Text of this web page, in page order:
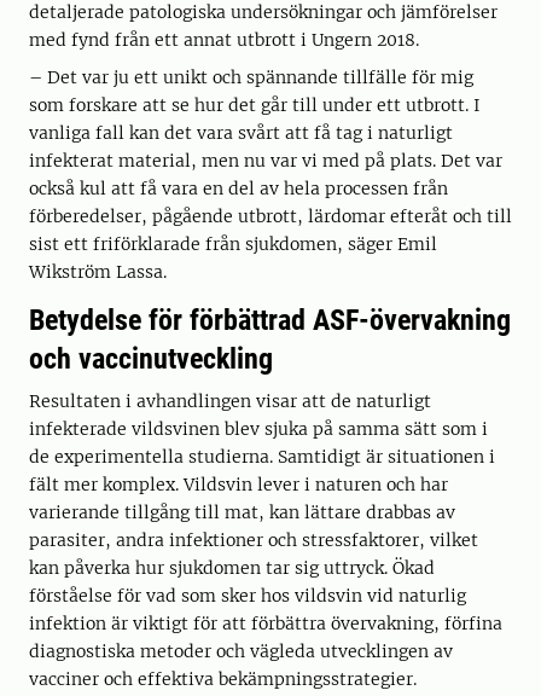
detaljerade patologiska undersökningar och jämförelser
med fynd från ett annat utbrott i Ungern 2018.
– Det var ju ett unikt och spännande tillfälle för mig
som forskare att se hur det går till under ett utbrott. I
vanliga fall kan det vara svårt att få tag i naturligt
infekterat material, men nu var vi med på plats. Det var
också kul att få vara en del av hela processen från
förberedelser, pågående utbrott, lärdomar efteråt och till
sist ett friförklarade från sjukdomen, säger Emil
Wikström Lassa.
Betydelse för förbättrad ASF-övervakning
och vaccinutveckling
Resultaten i avhandlingen visar att de naturligt
infekterade vildsvinen blev sjuka på samma sätt som i
de experimentella studierna. Samtidigt är situationen i
fält mer komplex. Vildsvin lever i naturen och har
varierande tillgång till mat, kan lättare drabbas av
parasiter, andra infektioner och stressfaktorer, vilket
kan påverka hur sjukdomen tar sig uttryck. Ökad
förståelse för vad som sker hos vildsvin vid naturlig
infektion är viktigt för att förbättra övervakning, förfina
diagnostiska metoder och vägleda utvecklingen av
vacciner och effektiva bekämpningsstrategier.